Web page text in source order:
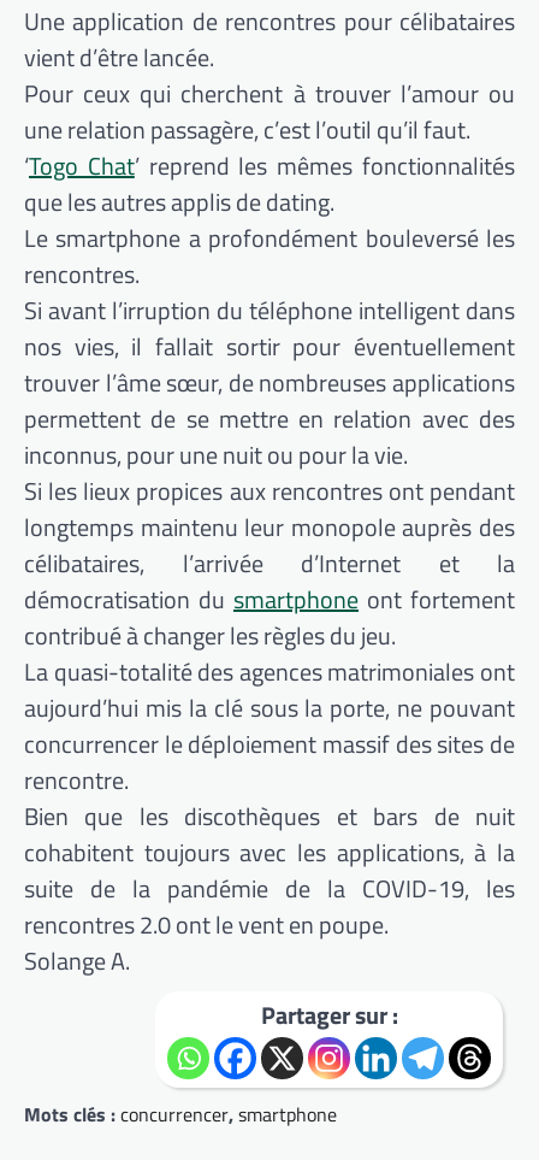
Une application de rencontres pour célibataires
vient d’être lancée.
Pour ceux qui cherchent à trouver l’amour ou
une relation passagère, c’est l’outil qu’il faut.
‘Togo Chat’ reprend les mêmes fonctionnalités
que les autres applis de dating.
Le smartphone a profondément bouleversé les
rencontres.
Si avant l’irruption du téléphone intelligent dans
nos vies, il fallait sortir pour éventuellement
trouver l’âme sœur, de nombreuses applications
permettent de se mettre en relation avec des
inconnus, pour une nuit ou pour la vie.
Si les lieux propices aux rencontres ont pendant
longtemps maintenu leur monopole auprès des
célibataires, l’arrivée d’Internet et la
démocratisation du smartphone ont fortement
contribué à changer les règles du jeu.
La quasi-totalité des agences matrimoniales ont
aujourd’hui mis la clé sous la porte, ne pouvant
concurrencer le déploiement massif des sites de
rencontre.
Bien que les discothèques et bars de nuit
cohabitent toujours avec les applications, à la
suite de la pandémie de la COVID-19, les
rencontres 2.0 ont le vent en poupe.
Solange A.
Partager sur :
Mots clés :concurrencer,smartphone